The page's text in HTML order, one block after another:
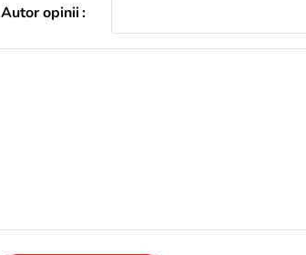
Autor opinii